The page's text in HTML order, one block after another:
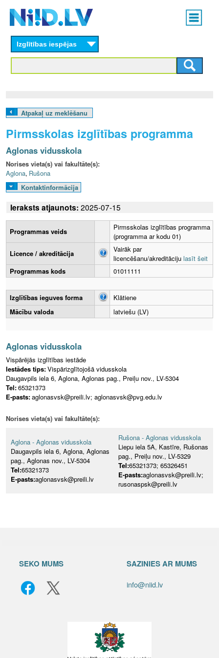
content
Main
menu
L
V
Izglītības iespējas
Atpakaļ uz meklēšanu
Pirmsskolas izglītības programma
Aglonas vidusskola
Norises vieta(s) vai fakultāte(s):
Aglona, Rušona
Kontaktinformācija
Ieraksts atjaunots: 2025-07-15
Programmas veids
Pirmsskolas izglītības programma
(programma ar kodu 01)
Licence / akreditācija
Vairāk par
licencēšanu/akreditāciju lasīt šeit
Programmas kods
01011111
Izglītības ieguves forma
Klātiene
Mācību valoda
latviešu (LV)
Aglonas vidusskola
Vispārējās izglītības iestāde
Iestādes tips:Vispārizglītojošā vidusskola
Daugavpils iela 6, Aglona, Aglonas pag., Preiļu nov., LV-5304
Tel:65321373
E-pasts:aglonasvsk@preili.lv; aglonasvsk@pvg.edu.lv
Norises vieta(s) vai fakultāte(s):
Aglona - Aglonas vidusskola
Daugavpils iela 6, Aglona, Aglonas
pag., Aglonas nov., LV-5304
Tel:65321373
E-pasts:aglonasvsk@preili.lv
Rušona - Aglonas vidusskola
Liepu iela 5A, Kastīre, Rušonas
pag., Preiļu nov., LV-5329
Tel:65321373; 65326451
E-pasts:aglonasvsk@preili.lv;
rusonaspsk@preili.lv
SEKO MUMS SAZINIES AR MUMS
info@niid.lv